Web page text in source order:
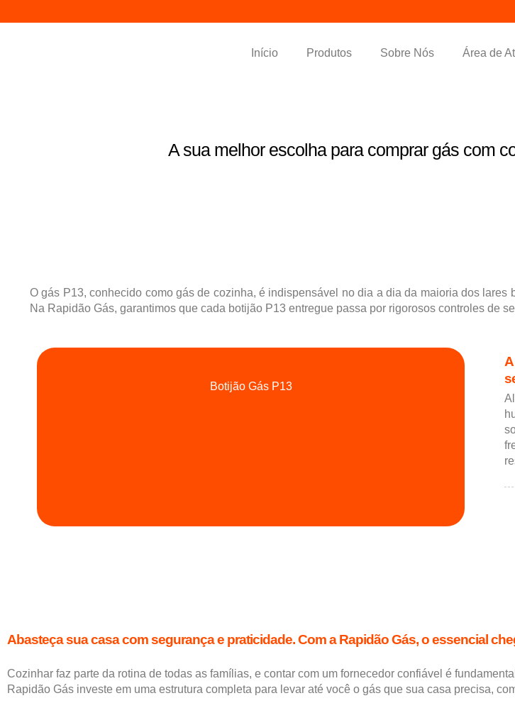
Início Produtos Sobre Nós Área de
A sua melhor escolha para comprar gás com
O gás P13, conhecido como gás de cozinha, é indispensável no dia a dia da maioria dos
Na Rapidão Gás, garantimos que cada botijão P13 entregue passa por rigorosos controles de
Botijão Gás P13
Abasteça sua casa com segurança e praticidade. Com a Rapidão Gás, o essencial
Cozinhar faz parte da rotina de todas as famílias, e contar com um fornecedor confiável é
Rapidão Gás investe em uma estrutura completa para levar até você o gás que sua casa precisa,